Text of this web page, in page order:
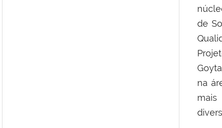
de
na